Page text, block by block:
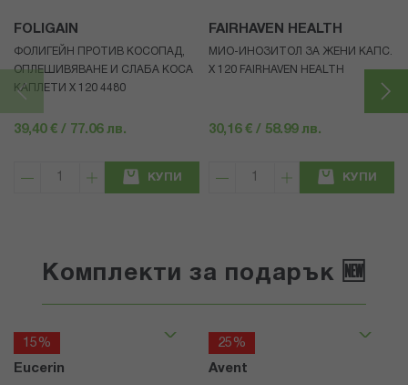
FOLIGAIN
ФОЛИГЕЙН ПРОТИВ КОСОПАД,
ОПЛЕШИВЯВАНЕ И СЛАБА КОСА
КАПЛЕТИ X 120 4480
39,40 € / 77.06 лв.
КУПИ
FAIRHAVEN HEALTH
МИО-ИНОЗИТОЛ ЗА ЖЕНИ КАПС.
Х 120 FAIRHAVEN HEALTH
30,16 € / 58.99 лв.
КУПИ
Комплекти за подарък 🆕
15%
Eucerin
25%
Avent